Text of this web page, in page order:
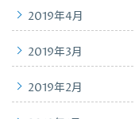
2019年4月
2019年3月
2019年2月